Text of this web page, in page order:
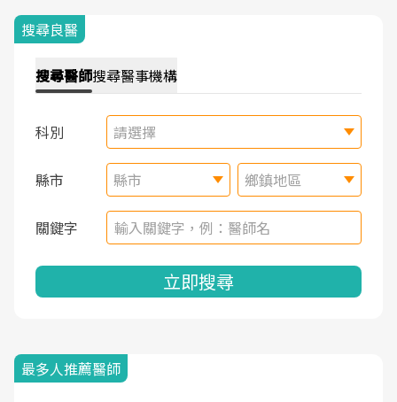
搜尋良醫
搜尋醫師搜尋醫事機構
科別 請選擇
縣市 縣市 鄉鎮地區
關鍵字
立即搜尋
最多人推薦醫師